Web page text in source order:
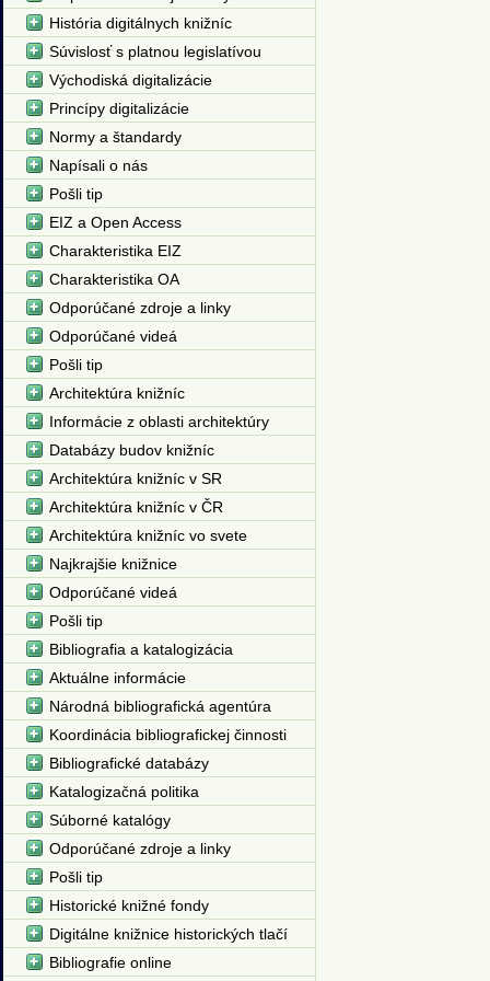
História digitálnych knižníc
Súvislosť s platnou legislatívou
Východiská digitalizácie
Princípy digitalizácie
Normy a štandardy
Napísali o nás
Pošli tip
EIZ a Open Access
Charakteristika EIZ
Charakteristika OA
Odporúčané zdroje a linky
Odporúčané videá
Pošli tip
Architektúra knižníc
Informácie z oblasti architektúry
Databázy budov knižníc
Architektúra knižníc v SR
Architektúra knižníc v ČR
Architektúra knižníc vo svete
Najkrajšie knižnice
Odporúčané videá
Pošli tip
Bibliografia a katalogizácia
Aktuálne informácie
Národná bibliografická agentúra
Koordinácia bibliografickej činnosti
Bibliografické databázy
Katalogizačná politika
Súborné katalógy
Odporúčané zdroje a linky
Pošli tip
Historické knižné fondy
Digitálne knižnice historických tlačí
Bibliografie online